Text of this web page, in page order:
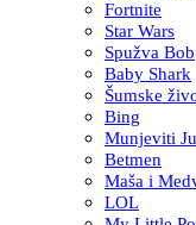
Fortnite
Star Wars
Spužva Bob
Baby Shark
Šumske
Bing
Munjeviti
Betmen
Maša i
LOL